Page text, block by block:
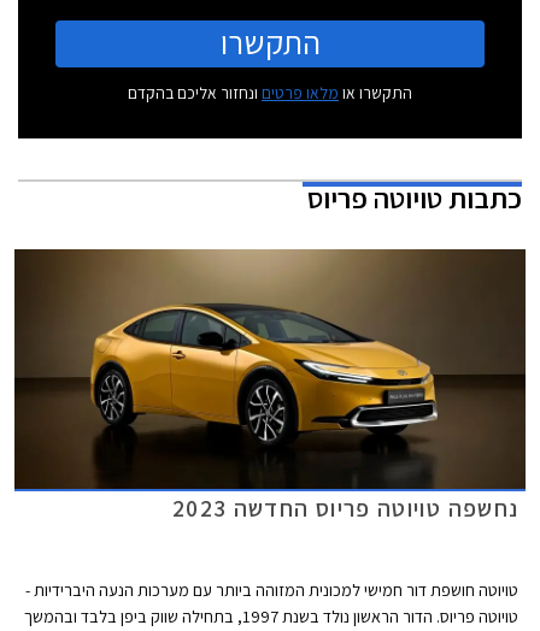
התקשרו
התקשרו או מלאו פרטים ונחזור אליכם בהקדם
כתבותטויוטה פריוס
נחשפה טויוטה פריוס החדשה 2023
טויוטה חושפת דור חמישי למכונית המזוהה ביותר עם מערכות הנעה היברידיות -
טויוטה פריוס. הדור הראשון נולד בשנת 1997, בתחילה שווק ביפן בלבד ובהמשך